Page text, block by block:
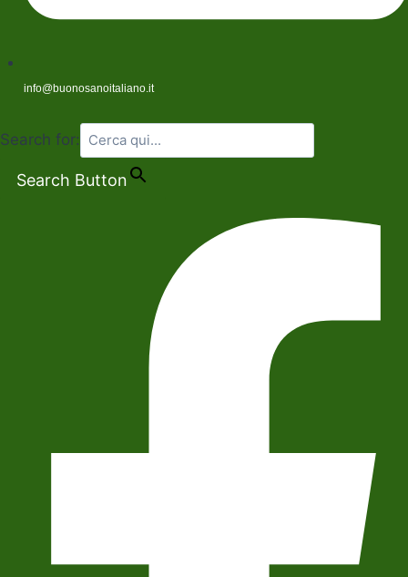
info@buonosanoitaliano.it
Search for:
Search Button